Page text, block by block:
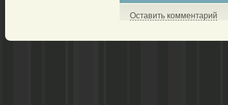
Оставить комментарий